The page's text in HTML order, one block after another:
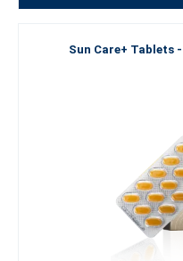
Sun Care+ Tablets